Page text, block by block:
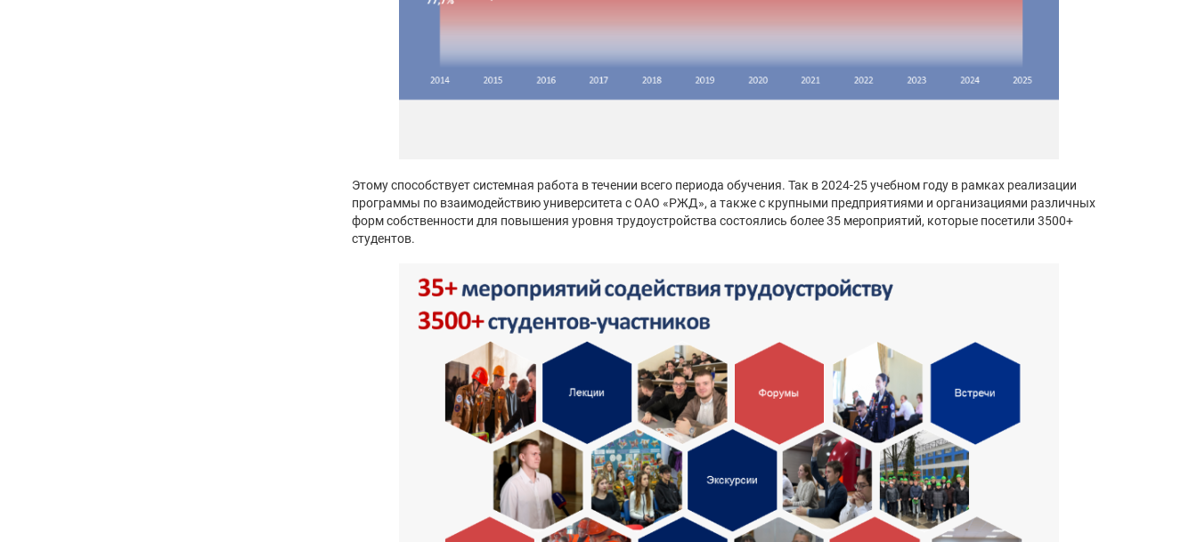
Этому способствует системная работа в течении всего периода обучения. Так в 2024-25 учебном году в рамках реализации
программы по взаимодействию университета с ОАО «РЖД», а также с крупными предприятиями и организациями различных
форм собственности для повышения уровня трудоустройства состоялись более 35 мероприятий, которые посетили 3500+
студентов.